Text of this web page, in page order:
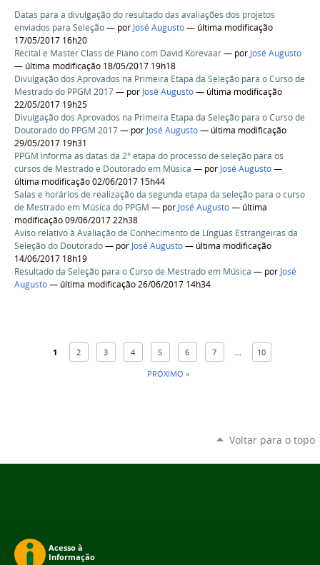
Datas para a divulgação do resultado das avaliações dos projetos
enviados para Seleção— por José Augusto— última modificação
17/05/2017 16h20
Recital e Master Class de Piano com David Korevaar— por José Augusto
— última modificação 18/05/2017 19h18
Divulgação dos Aprovados na Primeira Etapa da Seleção para o Curso de
Mestrado do PPGM 2017— por José Augusto— última modificação
22/05/2017 19h25
Divulgação dos Aprovados na Primeira Etapa da Seleção para o Curso de
Doutorado do PPGM 2017— por José Augusto— última modificação
29/05/2017 19h31
PPGM informa as datas da 2° etapa do processo de seleção para os
cursos de Mestrado e Doutorado em Música — por José Augusto—
última modificação 02/06/2017 15h44
Salas e horários de realização da segunda etapa da seleção para o curso
de Mestrado em Música do PPGM — por José Augusto— última
modificação 09/06/2017 22h38
Aviso relativo à Avaliação de Conhecimento de Línguas Estrangeiras da
Seleção do Doutorado— por José Augusto— última modificação
14/06/2017 18h19
Resultado da Seleção para o Curso de Mestrado em Música — por José
Augusto— última modificação 26/06/2017 14h34
1 2 3 4 5 6 7
10
PRÓXIMO »
Voltar para o topo